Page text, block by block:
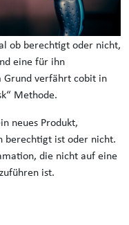
ob berechtigt oder nicht,
eine für ihn
Grund verfährt cobit in
Methode.
neues Produkt,
berechtigt ist oder nicht.
die nicht auf eine
ist.